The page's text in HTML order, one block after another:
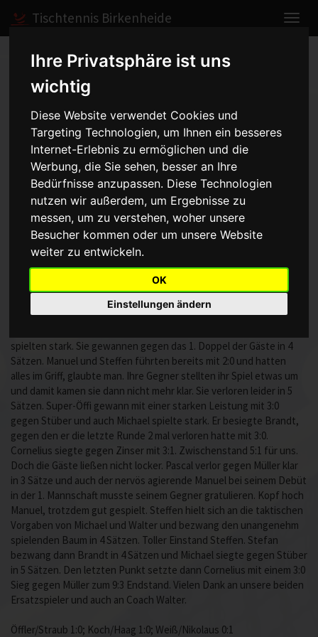
Ihre Privatsphäre ist uns
wichtig
Diese Website verwendet Cookies und
Targeting Technologien, um Ihnen ein besseres
Internet-Erlebnis zu ermöglichen und die
Werbung, die Sie sehen, besser an Ihre
Bedürfnisse anzupassen. Diese Technologien
nutzen wir außerdem, um Ergebnisse zu
messen, um zu verstehen, woher unsere
Besucher kommen oder um unsere Website
weiter zu entwickeln.
OK
Einstellungen ändern
Tischtennis Birkenheide
Home Spiele 2008/2009
Herren I
Spielbericht anzeigen
Herren I - TSG Zellertal -
9:3vom 30.08.2008 18:00 Uhr
Im Kerwespiel traf man auf die TSG Zellertal. Mit einem Sieg in
dieser Klarheit hatte vor dem Spiel niemand gerechnet, denn 5
Stunden vor Spielbeginn fiel auch noch Jürgen mit einem
Hexenschuß aus. Doch der für ihn kurzfristig eingesprungene
Steffen ersetzte ihn gleichwertig..
Stefan und Michael führten bereits mit 2:0 und nahmen sich dann
eine Auszeit. Beim Stande von 0:3 im fünften Satz wachten sie
spielten stark. Sie gewannen gegen das 1. Doppel der Gäste in 4
Sätzen. Manuel und Steffen führten bereits mit 2:0 und hatten
alles im Griff, glaubte man. Ihre Gegner stellten ihr Spiel etwas um
und damit kamen sie dann nicht mehr klar. Sie verloren leider in 5
Sätzen. Super-Öffi gewann mit einer starken Leistung mit 3:0
gegen Stüber und auch Michael spielte stark. Er besiegte Brandt,
gegen den er die letzte Runde 2 mal verloren hatte mit 3:0.
Cornelius siegte gegen Zinser mit 3:1. Zwischenstand 5:1 für uns.
Doch die Gäste ließen nicht locker. Pascal verlor gegen Müller klar
in 3 Sätze und auch der nervös agierende Manuel bei seinem Debüt
in der 1. Mannschaft musste seinem Gegner gratulieren. Kopf hoch
Manuel, trotzdem gut gespielt. Steffen hielt sich an die taktischen
Vorgaben von Michael und Walter und bezwang den unangenehm
spielenden Baum in 4 Sätzen. Toller Einstand Steffen. Stefan
bezwang dann Brandt in 4 Sätzen und Michael siegte gegen Stüber
in 5 Sätzen. Den letzten Punkt setzte dann Cornelius mit einem 3:0
Sieg gegen Müller zum 9:3 Endstand. Vielen Dank an unsere beiden
Ersatzspieler und auch an Coach Walter.
Öffler/Straub 1:0; Koch/Haag 1:0; Weiß/Nikolaus 0:1